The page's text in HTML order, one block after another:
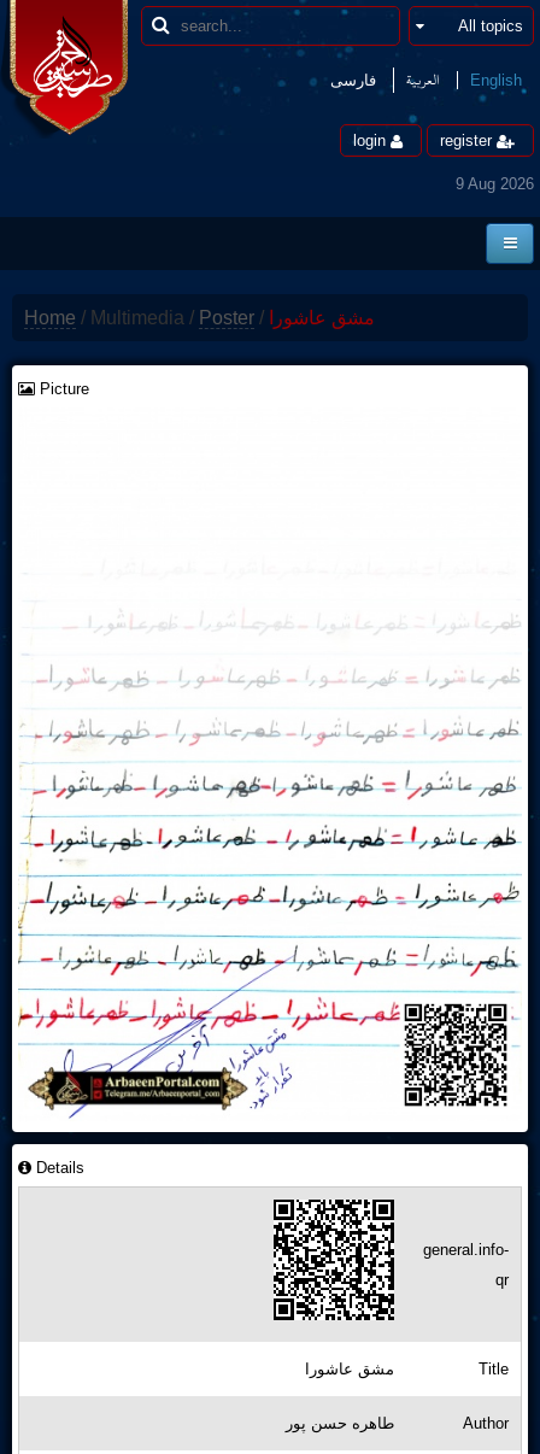
فارسی العربیة English
login register
9 Aug 2026
News
Borders
Home / Multimedia / Poster / مشق عاشورا
Picture
Details
general.info-
qr
Title مشق عاشورا
Author طاهره حسن پور